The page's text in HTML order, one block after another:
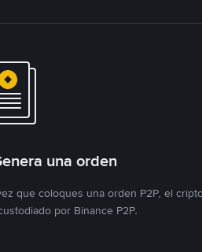
una orden
que coloques una orden P2P, el
por Binance P2P.